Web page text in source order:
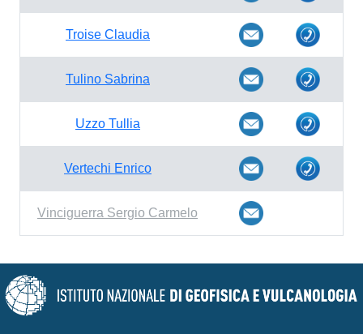
Troise Claudia
Tulino Sabrina
Uzzo Tullia
Vertechi Enrico
Vinciguerra Sergio Carmelo